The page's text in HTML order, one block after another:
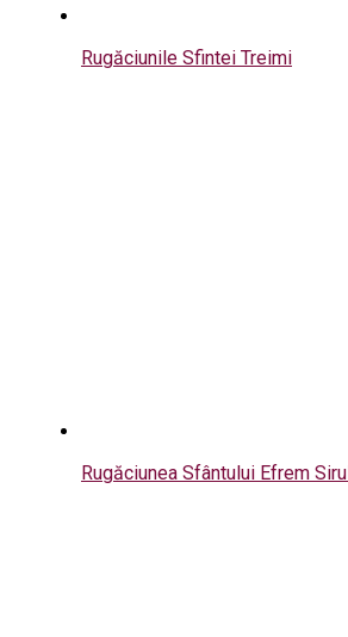
Rugăciunile Sfintei Treimi
Rugăciunea Sfântului Efrem Sirul